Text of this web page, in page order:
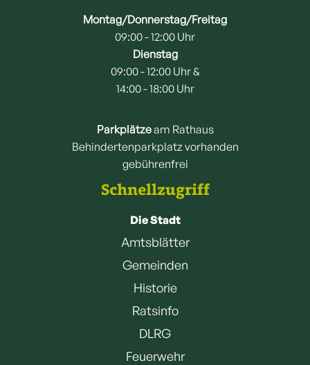
Montag/Donnerstag/Freitag
09:00 - 12:00 Uhr
Dienstag
09:00 - 12:00 Uhr &
14:00 - 18:00 Uhr
Parkplätzeam Rathaus
Behindertenparkplatz vorhanden
gebührenfrei
Schnellzugriff
Die Stadt
Amtsblätter
Gemeinden
Historie
Ratsinfo
DLRG
Feuerwehr